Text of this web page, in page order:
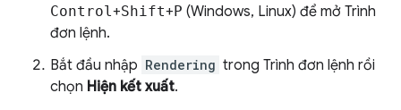
Control +Shift+P (Windows, Linux) để mở Trình
đơn lệnh.
Bắt đầu nhập Rendering trong Trình đơn lệnh rồi
chọn Hiện kết xuất.